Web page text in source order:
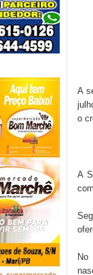
Caldas Brandão:
são referentes a
INCLUSÃO: Prefeitura
Caldas Brandão: alta
Coordenadora do CEO
A
o
A
No